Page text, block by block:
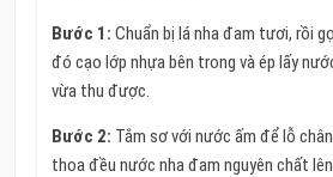
Bước 1: Chuẩn bị lá nha đam tươi, rồi
đó cạo lớp nhựa bên trong và ép lấy
vừa thu được.
Bước 2: Tắm sơ với nước ấm để lỗ
thoa đều nước nha đam nguyên chất